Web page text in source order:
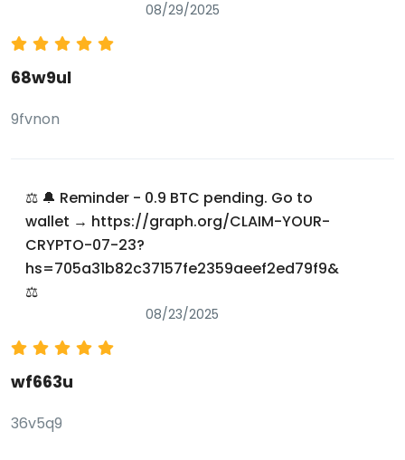
08/29/2025
68w9ul
9fvnon
⚖ 🔔 Reminder - 0.9 BTC pending. Go to
wallet → https://graph.org/CLAIM-YOUR-
CRYPTO-07-23?
hs=705a31b82c37157fe2359aeef2ed79f9&
⚖
08/23/2025
wf663u
36v5q9